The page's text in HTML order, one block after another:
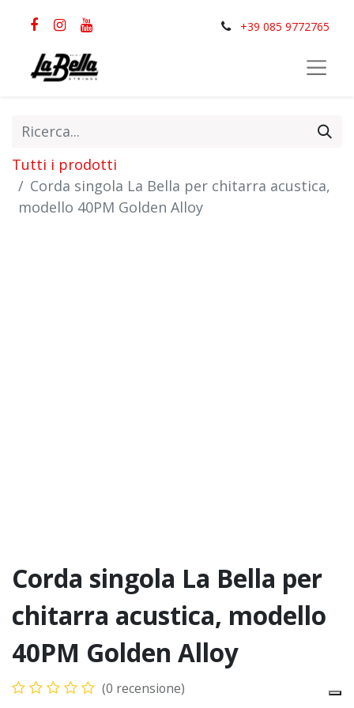
+39 085 9772765
Tutti i prodotti
Corda singola La Bella per chitarra acustica,
modello 40PM Golden Alloy
Corda singola La Bella per
chitarra acustica, modello
40PM Golden Alloy
(0 recensione)